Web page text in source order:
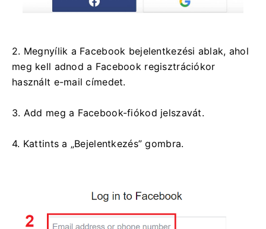
2. Megnyílik a Facebook bejelentkezési ablak, ahol
meg kell adnod a Facebook regisztrációkor
használt e-mail címedet.
3. Add meg a Facebook-fiókod jelszavát.
4. Kattints a „Bejelentkezés” gombra.